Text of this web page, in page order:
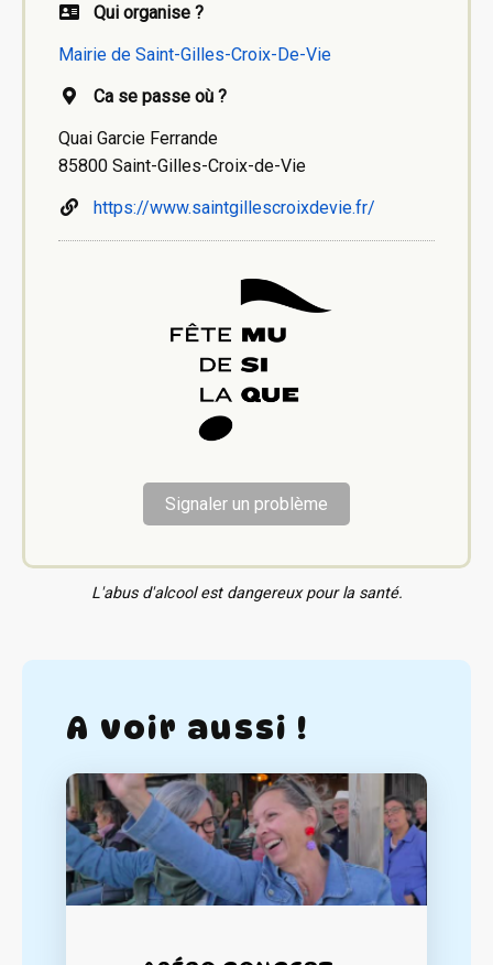
Qui organise ?
Mairie de Saint-Gilles-Croix-De-Vie
Ca se passe où ?
Quai Garcie Ferrande
85800 Saint-Gilles-Croix-de-Vie
https://www.saintgillescroixdevie.fr/
Signaler un problème
L'abus d'alcool est dangereux pour la santé.
A voir aussi !